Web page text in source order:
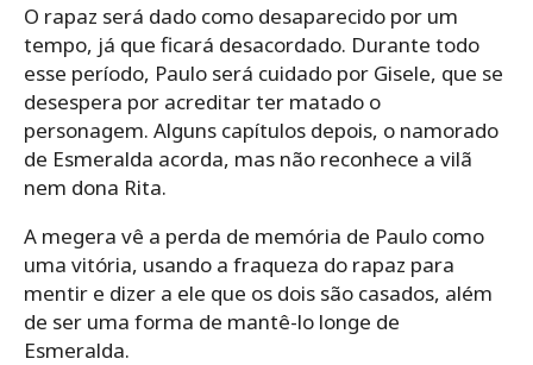
O rapaz será dado como desaparecido por um
tempo, já que ficará desacordado. Durante todo
esse período, Paulo será cuidado por Gisele, que se
desespera por acreditar ter matado o
personagem. Alguns capítulos depois, o namorado
de Esmeralda acorda, mas não reconhece a vilã
nem dona Rita.
A megera vê a perda de memória de Paulo como
uma vitória, usando a fraqueza do rapaz para
mentir e dizer a ele que os dois são casados, além
de ser uma forma de mantê-lo longe de
Esmeralda.